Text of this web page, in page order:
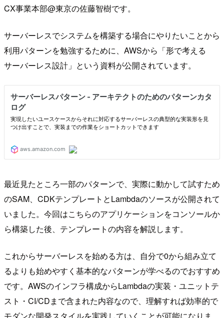
CX事業本部@東京の佐藤智樹です。
サーバーレスでシステムを構築する場合にやりたいことから
利用パターンを勉強するために、AWSから「形で考える
サーバーレス設計」という資料が公開されています。
最近見たところ一部のパターンで、実際に動かして試すため
のSAM、CDKテンプレートとLambdaのソースが公開されて
いました。今回はこちらのアプリケーションをコンソールか
ら構築した後、テンプレートの内容を解説します。
これからサーバーレスを始める方は、自分で0から組み立て
るよりも始めやすく基本的なパターンが学べるのでおすすめ
です。AWSのインフラ構成からLambdaの実装・ユニットテ
スト・CI/CDまで含まれた内容なので、理解すれば効率的で
モダンな開発スタイルを実践していくことが可能になりま